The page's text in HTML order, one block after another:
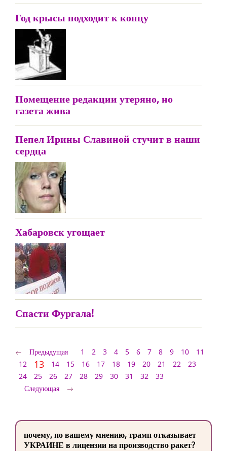
Год крысы подходит к концу
Помещение редакции утеряно, но
газета жива
Пепел Ирины Славиной стучит в наши
сердца
Хабаровск угощает
Спасти Фургала!
Предыдущая 1 2 3 4 5 6 7 8 9 10
11
12
13 14 15 16 17 18 19 20 21 22
23
24
25 26 27 28 29 30 31 32
33
Следующая
почему, по вашему мнению, трамп отказывает
УКРАИНЕ в лицензии на производство ракет?